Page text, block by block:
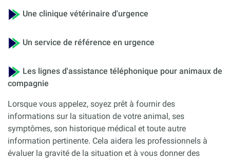
Une clinique vétérinaire d'urgence
Un service de référence en urgence
Les lignes d'assistance téléphonique pour animaux de
compagnie
Lorsque vous appelez, soyez prêt à fournir des
informations sur la situation de votre animal, ses
symptômes, son historique médical et toute autre
information pertinente. Cela aidera les professionnels à
évaluer la gravité de la situation et à vous donner des